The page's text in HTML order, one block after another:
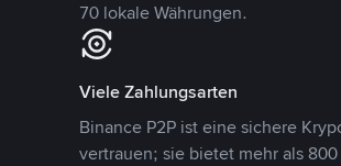
70 lokale Währungen.
Viele Zahlungsarten
Binance P2P ist eine sichere
vertrauen; sie bietet mehr als